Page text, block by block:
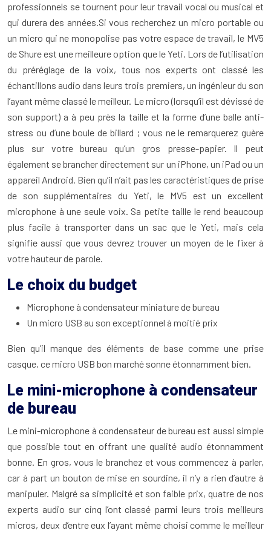
professionnels se tournent pour leur travail vocal ou musical et
qui durera des années.Si vous recherchez un micro portable ou
un micro qui ne monopolise pas votre espace de travail, le MV5
de Shure est une meilleure option que le Yeti. Lors de l’utilisation
du préréglage de la voix, tous nos experts ont classé les
échantillons audio dans leurs trois premiers, un ingénieur du son
l’ayant même classé le meilleur. Le micro (lorsqu’il est dévissé de
son support) a à peu près la taille et la forme d’une balle anti-
stress ou d’une boule de billard ; vous ne le remarquerez guère
plus sur votre bureau qu’un gros presse-papier. Il peut
également se brancher directement sur un iPhone, un iPad ou un
appareil Android. Bien qu’il n’ait pas les caractéristiques de prise
de son supplémentaires du Yeti, le MV5 est un excellent
microphone à une seule voix. Sa petite taille le rend beaucoup
plus facile à transporter dans un sac que le Yeti, mais cela
signifie aussi que vous devrez trouver un moyen de le fixer à
votre hauteur de parole.
Le choix du budget
Microphone à condensateur miniature de bureau
Un micro USB au son exceptionnel à moitié prix
Bien qu’il manque des éléments de base comme une prise
casque, ce micro USB bon marché sonne étonnamment bien.
Le mini-microphone à condensateur
de bureau
Le mini-microphone à condensateur de bureau est aussi simple
que possible tout en offrant une qualité audio étonnamment
bonne. En gros, vous le branchez et vous commencez à parler,
car à part un bouton de mise en sourdine, il n’y a rien d’autre à
manipuler. Malgré sa simplicité et son faible prix, quatre de nos
experts audio sur cinq l’ont classé parmi leurs trois meilleurs
micros, deux d’entre eux l’ayant même choisi comme le meilleur